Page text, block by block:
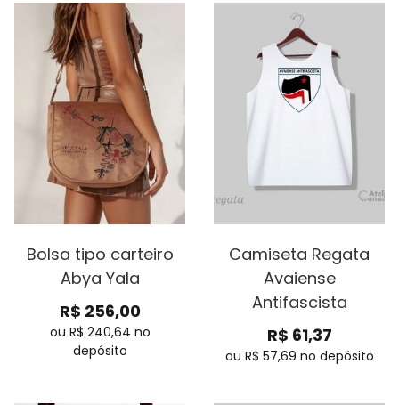
Bolsa tipo carteiro
Abya Yala
R$ 256,00
ou R$ 240,64 no
depósito
Camiseta Regata
Avaiense
Antifascista
R$ 61,37
ou R$ 57,69 no depósito